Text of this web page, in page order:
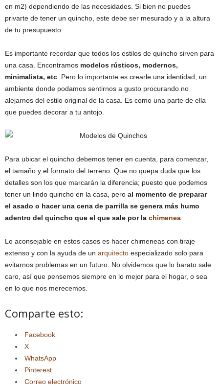
en m2) dependiendo de las necesidades. Si bien no puedes
privarte de tener un quincho, este debe ser mesurado y a la altura
de tu presupuesto.
Es importante recordar que todos los estilos de quincho sirven para
una casa. Encontramos modelos rústicos, modernos,
minimalista, etc . Pero lo importante es crearle una identidad, un
ambiente donde podamos sentirnos a gusto procurando no
alejarnos del estilo original de la casa. Es como una parte de ella
que puedes decorar a tu antojo.
Para ubicar el quincho debemos tener en cuenta, para comenzar,
el tamaño y el formato del terreno. Que no quepa duda que los
detalles son los que marcarán la diferencia; puesto que podemos
tener un lindo quincho en la casa, pero al momento de preparar
el asado o hacer una cena de parrilla se genera más humo
adentro del quincho que el que sale por la chimenea
Lo aconsejable en estos casos es hacer chimeneas con tiraje
extenso y con la ayuda de un arquitecto especializado solo para
evitarnos problemas en un futuro. No olvidemos que lo barato sale
caro, así que pensemos siempre en lo mejor para el hogar, o sea
en lo que nos merecemos.
Comparte esto:
Facebook
X
WhatsApp
Pinterest
Correo electrónico